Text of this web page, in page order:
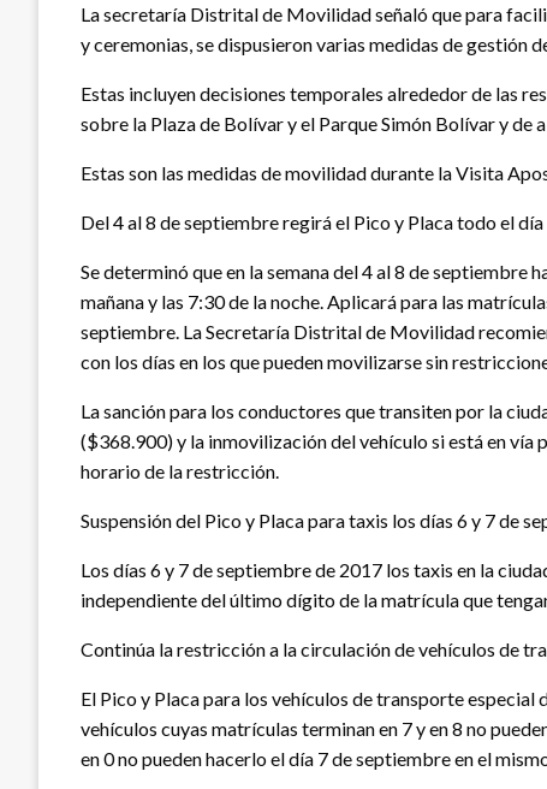
La secretaría Distrital de Movilidad señaló que para
y ceremonias, se dispusieron varias medidas de gestión
Estas incluyen decisiones temporales alrededor de las
sobre la Plaza de Bolívar y el Parque Simón Bolívar y de
Estas son las medidas de movilidad durante la Visita
Del 4 al 8 de septiembre regirá el Pico y Placa todo el
Se determinó que en la semana del 4 al 8 de
mañana y las 7:30 de la noche. Aplicará para las
septiembre. La Secretaría Distrital de Movilidad
con los días en los que pueden movilizarse sin
La sanción para los conductores que transiten por la
($368.900) y la inmovilización del vehículo si está en vía
horario de la restricción.
Suspensión del Pico y Placa para taxis los días 6 y 7 de
Los días 6 y 7 de septiembre de 2017 los taxis en la
independiente del último dígito de la matrícula que
Continúa la restricción a la circulación de vehículos de
El Pico y Placa para los vehículos de transporte
vehículos cuyas matrículas terminan en 7 y en 8 no
en 0 no pueden hacerlo el día 7 de septiembre en el